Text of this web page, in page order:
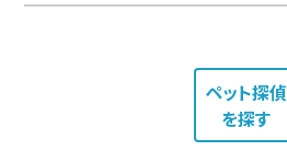
ペット探偵
を探す